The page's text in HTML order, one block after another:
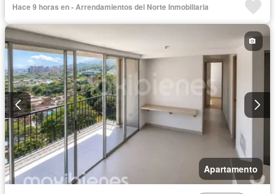
Hace 9 horas en - Arrendamientos del Norte Inmobiliaria
Apartamento